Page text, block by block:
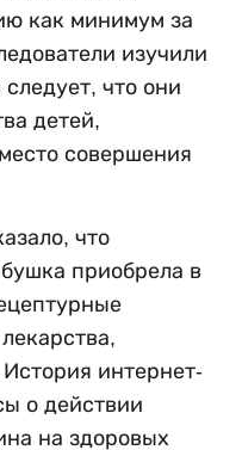
как минимум за
изучили
что они
детей,
совершения
что
приобрела в
интернет-
о действии
на здоровых